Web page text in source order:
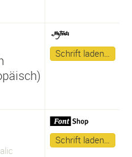
Schrift laden…
Schrift laden…